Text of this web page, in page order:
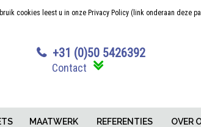
in maatwerk Concurrerende
+31 (0)50 5426392
Contact
MAATWERK REFERENTIES OVER
cookies leest u in onze Privacy Policy (link onderaan deze